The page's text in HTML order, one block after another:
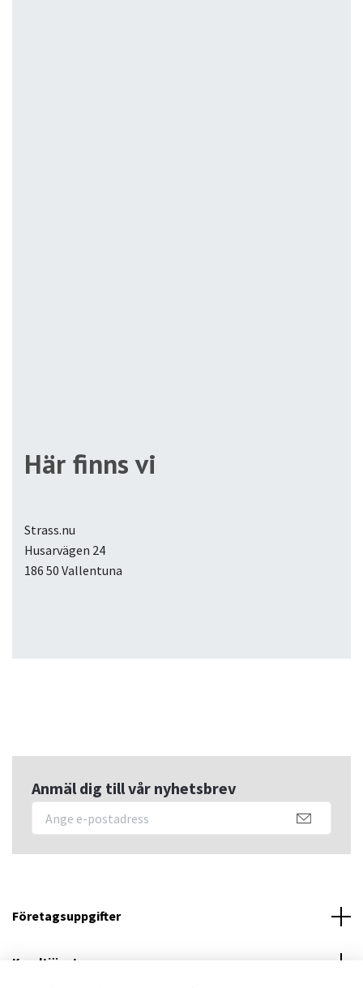
Här finns vi
Strass.nu
Husarvägen 24
186 50 Vallentuna
Anmäl dig till vår nyhetsbrev
Företagsuppgifter
Kundtjänst